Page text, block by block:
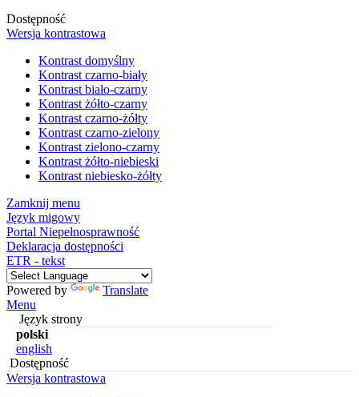
Dostępność
Wersja kontrastowa
Kontrast domyślny
Kontrast czarno-biały
Kontrast biało-czarny
Kontrast żółto-czarny
Kontrast czarno-żółty
Kontrast czarno-zielony
Kontrast zielono-czarny
Kontrast żółto-niebieski
Kontrast niebiesko-żółty
Zamknij menu
Język migowy
Portal Niepełnosprawność
Deklaracja dostępności
ETR - tekst
Powered by
Translate
Menu
Język strony
polski
english
Dostępność
Wersja kontrastowa